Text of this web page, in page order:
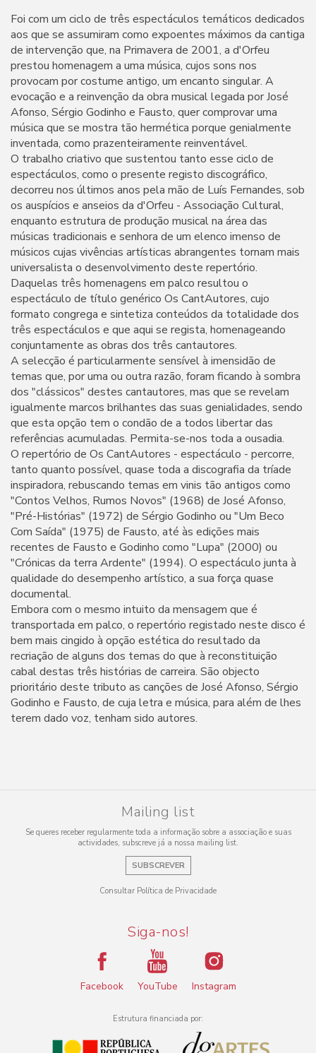
Foi com um ciclo de três espectáculos temáticos dedicados
aos que se assumiram como expoentes máximos da cantiga
de intervenção que, na Primavera de 2001, a d'Orfeu
prestou homenagem a uma música, cujos sons nos
provocam por costume antigo, um encanto singular. A
evocação e a reinvenção da obra musical legada por José
Afonso, Sérgio Godinho e Fausto, quer comprovar uma
música que se mostra tão hermética porque genialmente
inventada, como prazenteiramente reinventável.
O trabalho criativo que sustentou tanto esse ciclo de
espectáculos, como o presente registo discográfico,
decorreu nos últimos anos pela mão de Luís Fernandes, sob
os auspícios e anseios da d'Orfeu - Associação Cultural,
enquanto estrutura de produção musical na área das
músicas tradicionais e senhora de um elenco imenso de
músicos cujas vivências artísticas abrangentes tornam mais
universalista o desenvolvimento deste repertório.
Daquelas três homenagens em palco resultou o
espectáculo de título genérico Os CantAutores, cujo
formato congrega e sintetiza conteúdos da totalidade dos
três espectáculos e que aqui se regista, homenageando
conjuntamente as obras dos três cantautores.
A selecção é particularmente sensível à imensidão de
temas que, por uma ou outra razão, foram ficando à sombra
dos "clássicos" destes cantautores, mas que se revelam
igualmente marcos brilhantes das suas genialidades, sendo
que esta opção tem o condão de a todos libertar das
referências acumuladas. Permita-se-nos toda a ousadia.
O repertório de Os CantAutores - espectáculo - percorre,
tanto quanto possível, quase toda a discografia da tríade
inspiradora, rebuscando temas em vinis tão antigos como
"Contos Velhos, Rumos Novos" (1968) de José Afonso,
"Pré-Histórias" (1972) de Sérgio Godinho ou "Um Beco
Com Saída" (1975) de Fausto, até às edições mais
recentes de Fausto e Godinho como "Lupa" (2000) ou
"Crónicas da terra Ardente" (1994). O espectáculo junta à
qualidade do desempenho artístico, a sua força quase
documental.
Embora com o mesmo intuito da mensagem que é
transportada em palco, o repertório registado neste disco é
bem mais cingido à opção estética do resultado da
recriação de alguns dos temas do que à reconstituição
cabal destas três histórias de carreira. São objecto
prioritário deste tributo as canções de José Afonso, Sérgio
Godinho e Fausto, de cuja letra e música, para além de lhes
terem dado voz, tenham sido autores.
Mailing list
Se queres receber regularmente toda a informação sobre a associação e suas
actividades, subscreve já a nossa mailing list.
SUBSCREVER
Consultar Política de Privacidade
Siga-nos!
Facebook YouTube Instagram
Estrutura financiada por: